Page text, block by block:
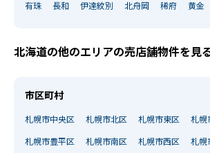
有珠 長和 伊達紋別 北舟岡 稀府 黄金
北海道の他のエリアの売店舗物件を見
市区町村
札幌市中央区 札幌市北区 札幌市東区 札幌
札幌市豊平区 札幌市南区 札幌市西区 札幌